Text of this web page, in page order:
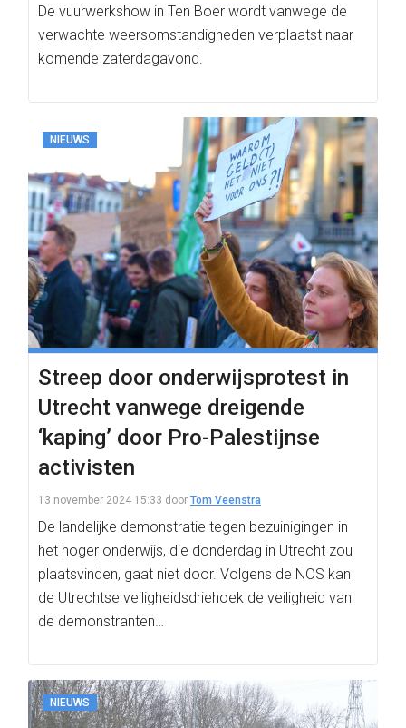
De vuurwerkshow in Ten Boer wordt vanwege de
verwachte weersomstandigheden verplaatst naar
komende zaterdagavond.
NIEUWS
Streep door onderwijsprotest in
Utrecht vanwege dreigende
‘kaping’ door Pro-Palestijnse
activisten
13 november 2024 15:33 door Tom Veenstra
De landelijke demonstratie tegen bezuinigingen in
het hoger onderwijs, die donderdag in Utrecht zou
plaatsvinden, gaat niet door. Volgens de NOS kan
de Utrechtse veiligheidsdriehoek de veiligheid van
de demonstranten…
NIEUWS